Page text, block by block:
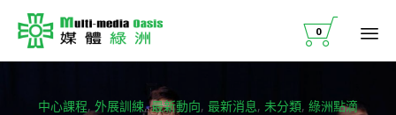

0
Category
中心課程, 外展訓練,最新動向, 最新消息, 未分類, 綠洲點滴